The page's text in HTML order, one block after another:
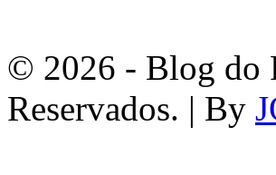
© 2026 - Blog do
Reservados. | By